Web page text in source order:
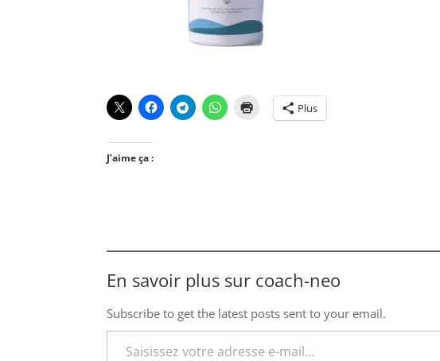
Plus
J’aime ça :
En savoir plus sur coach-neo
Subscribe to get the latest posts sent to your email.
Saisissez votre adresse e-mail…